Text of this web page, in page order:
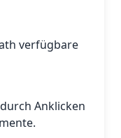
verfügbare
Anklicken